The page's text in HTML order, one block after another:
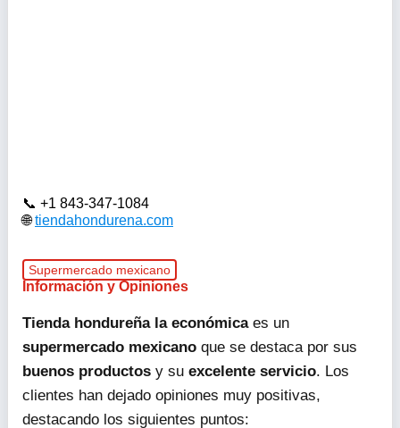
+1 843-347-1084
tiendahondurena.com
Supermercado mexicano
Información y Opiniones
Tienda hondureña la económicaes un
supermercado mexicano que se destaca por sus
buenos productos y su excelente servicio. Los
clientes han dejado opiniones muy positivas,
destacando los siguientes puntos: